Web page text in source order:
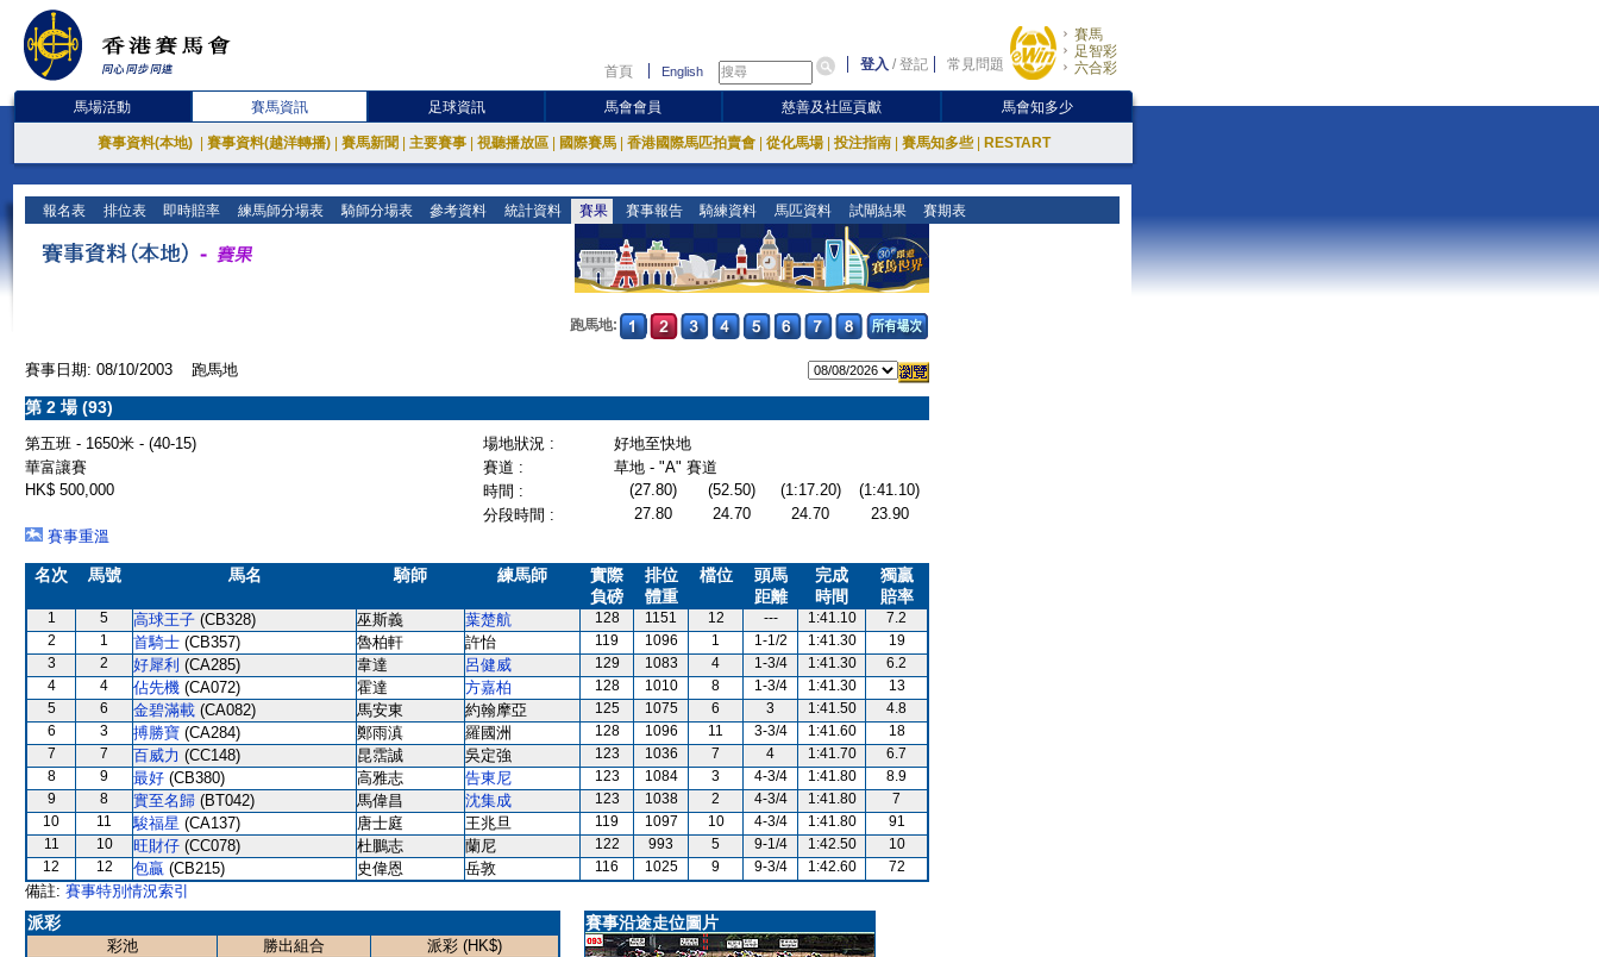
首頁 English 登入 /登記 常見問題
賽馬
足智彩
六合彩
馬場活動 賽馬資訊 足球資訊 馬會會員 慈善及社區貢獻 馬會知多少
賽事資料(本地) 賽事資料(越洋轉播) 賽馬新聞 主要賽事 視聽播放區 國際賽馬 香港國際馬匹拍賣會 從化馬場 投注指南 賽馬知多些 RESTART
報名表 排位表 即時賠率 練馬師分場表 騎師分場表 參考資料 統計資料 賽果 賽事報告 騎練資料 馬匹資料 試閘結果 賽期表
跑馬地:
賽事日期: 08/10/2003 跑馬地
第 2 場 (93)
第五班 - 1650米 - (40-15) 場地狀況 :
好地至快地
華富讓賽
賽道 :
草地 - "A" 賽道
HK$ 500,000
時間 : (27.80) (52.50) (1:17.20)
(1:41.10)
分段時間 :
27.80 24.70 24.70
23.90
賽事重溫
名次 馬號 馬名 騎師 練馬師
實際
負磅
排位
體重
檔位
頭馬
距離
完成
時間
獨贏
賠率
1 5 高球王子 (CB328) 巫斯義 葉楚航 128 1151 12 --- 1:41.10
7.2
2
1 首騎士 (CB357) 魯柏軒 許怡 119 1096 1 1-1/2 1:41.30
19
3
2 好犀利 (CA285) 韋達 呂健威 129 1083 4 1-3/4 1:41.30
6.2
4
4 佔先機 (CA072) 霍達 方嘉柏 128 1010 8 1-3/4 1:41.30
13
5
6 金碧滿載 (CA082) 馬安東 約翰摩亞 125 1075 6 3 1:41.50
4.8
6
3 搏勝寶 (CA284) 鄭雨滇 羅國洲 128 1096 11 3-3/4 1:41.60
18
7
7 百威力 (CC148) 昆霑誠 吳定強 123 1036 7 4 1:41.70
6.7
8
9 最好 (CB380) 高雅志 告東尼 123 1084 3 4-3/4 1:41.80
8.9
9
8 實至名歸 (BT042) 馬偉昌 沈集成 123 1038 2 4-3/4 1:41.80
7
10
11 駿福星 (CA137) 唐士庭 王兆旦 119 1097 10 4-3/4 1:41.80
91
11
10 旺財仔 (CC078) 杜鵬志 蘭尼 122 993 5 9-1/4 1:42.50
10
12
12 包贏 (CB215) 史偉恩 岳敦 116 1025 9 9-3/4 1:42.60 72
備註: 賽事特別情況索引
派彩
彩池 勝出組合
派彩 (HK$)
賽事沿途走位圖片